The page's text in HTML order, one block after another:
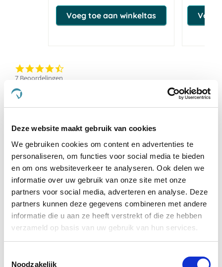
Deze website maakt gebruik van cookies
We gebruiken cookies om content en advertenties te
personaliseren, om functies voor social media te bieden
en om ons websiteverkeer te analyseren. Ook delen we
informatie over uw gebruik van onze site met onze
partners voor social media, adverteren en analyse. Deze
partners kunnen deze gegevens combineren met andere
informatie die u aan ze heeft verstrekt of die ze hebben
verzameld op basis van uw gebruik van hun services.
Noodzakelijk
Voeg toe aan winkeltas Voeg
7 Beoordelingen
Stel Een Vraag
BEOORDELINGEN VRAGEN
7 Beoordelingen
Geverifieerde koper
5.0
star
by
stating
Top product ! Mijn paard heeft deze winter behoorlijk
wat kwaaltjes gehad, luis en vooral aanhoudende mok,